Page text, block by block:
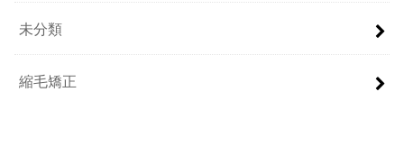
未分類
縮毛矯正